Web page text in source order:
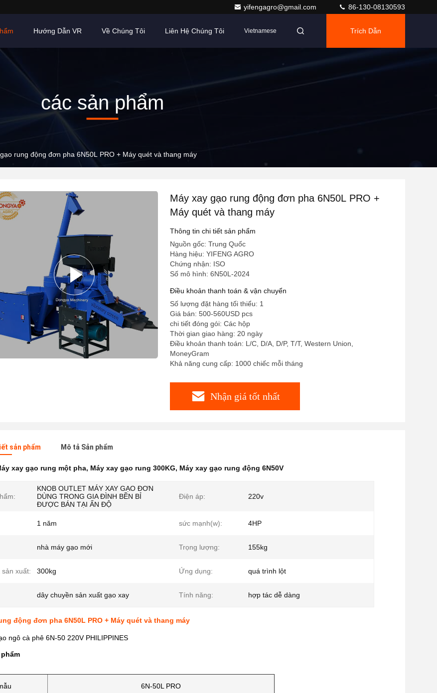
yifengagro@gmail.com 86-130-08130593
Hướng Dẫn VR Về Chúng Tôi Liên Hệ Chúng Tôi Vietnamese Trích Dẫn
các sản phẩm
rung động đơn pha 6N50L PRO + Máy quét và thang máy
Máy xay gạo rung động đơn pha 6N50L PRO +
Máy quét và thang máy
Thông tin chi tiết sản phẩm
Nguồn gốc: Trung Quốc
Hàng hiệu: YIFENG AGRO
Chứng nhận: ISO
Số mô hình: 6N50L-2024
Điều khoản thanh toán & vận chuyển
Số lượng đặt hàng tối thiểu: 1
Giá bán: 500-560USD pcs
chi tiết đóng gói: Các hộp
Thời gian giao hàng: 20 ngày
Điều khoản thanh toán: L/C, D/A, D/P, T/T, Western Union,
MoneyGram
Khả năng cung cấp: 1000 chiếc mỗi tháng
Nhận giá tốt nhất
sản phẩm Mô tả Sản phẩm
xay gạo rung một pha, Máy xay gạo rung 300KG, Máy xay gạo rung động 6N50V
KNOB OUTLET MÁY XAY GẠO ĐƠN
DÙNG TRONG GIA ĐÌNH BỀN BỈ
ĐƯỢC BÁN TẠI ẤN ĐỘ
Điện áp: 220v
1 năm sức mạnh(w): 4HP
nhà máy gạo mới Trọng lượng: 155kg
xuất: 300kg Ứng dụng: quá trình lột
dây chuyền sản xuất gạo xay Tính năng: hợp tác dễ dàng
động đơn pha 6N50L PRO + Máy quét và thang máy
ngô cà phê 6N-50 220V PHILIPPINES
6N-50L PRO